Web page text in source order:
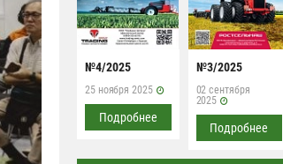
№4/2025
25 ноября 2025
Подробнее
№3/2025
02 сентября
2025
Подробнее